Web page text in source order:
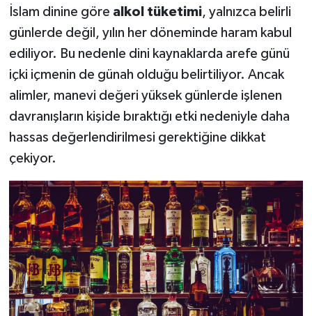
İslam dinine göre alkol tüketimi, yalnızca belirli
günlerde değil, yılın her döneminde haram kabul
ediliyor. Bu nedenle dini kaynaklarda arefe günü
içki içmenin de günah olduğu belirtiliyor. Ancak
alimler, manevi değeri yüksek günlerde işlenen
davranışların kişide bıraktığı etki nedeniyle daha
hassas değerlendirilmesi gerektiğine dikkat
çekiyor.